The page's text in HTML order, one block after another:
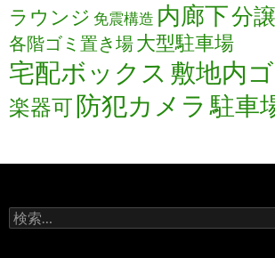
ラウンジ 免震構造 内廊下分
各階ゴミ置き場大型駐車場
宅配ボックス 敷地内
楽器可防犯カメラ 駐車
検
索: